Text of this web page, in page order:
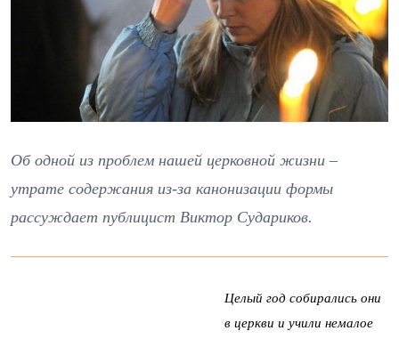
Об одной из проблем нашей церковной жизни –
утрате содержания из-за канонизации формы
рассуждает публицист Виктор Судариков.
Целый год собирались они
в церкви и учили немалое